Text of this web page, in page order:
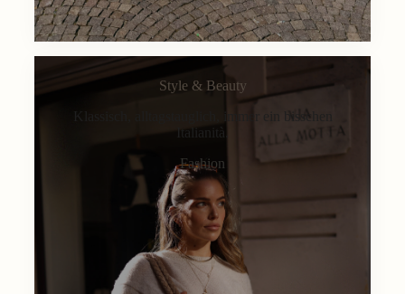
Style & Beauty
Klassisch, alltagstauglich, immer ein bisschen
Italianità.
Fashion